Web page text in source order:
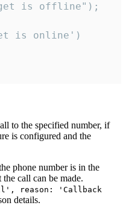
is offline");
is online')
to the specified number, if
is configured and the
phone number is in the
call can be made.
reason: 'Callback
details.